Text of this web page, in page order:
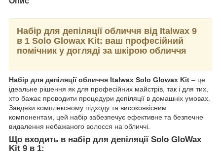
Набір для депіляції обличчя від Italwax 9
в 1 Solo Glowax Kit: ваш професійний
помічник у догляді за шкірою обличчя
Набір для депіляції обличчя Italwax Solo Glowax Kit – це
ідеальне рішення як для професійних майстрів, так і для тих,
хто бажає проводити процедури депіляції в домашніх умовах.
Завдяки комплексному підходу та високоякісним
компонентам, цей набір забезпечує ефективне та безпечне
видалення небажаного волосся на обличчі.
Що входить в набір для депіляції Solo GloWax
Kit 9 в 1: